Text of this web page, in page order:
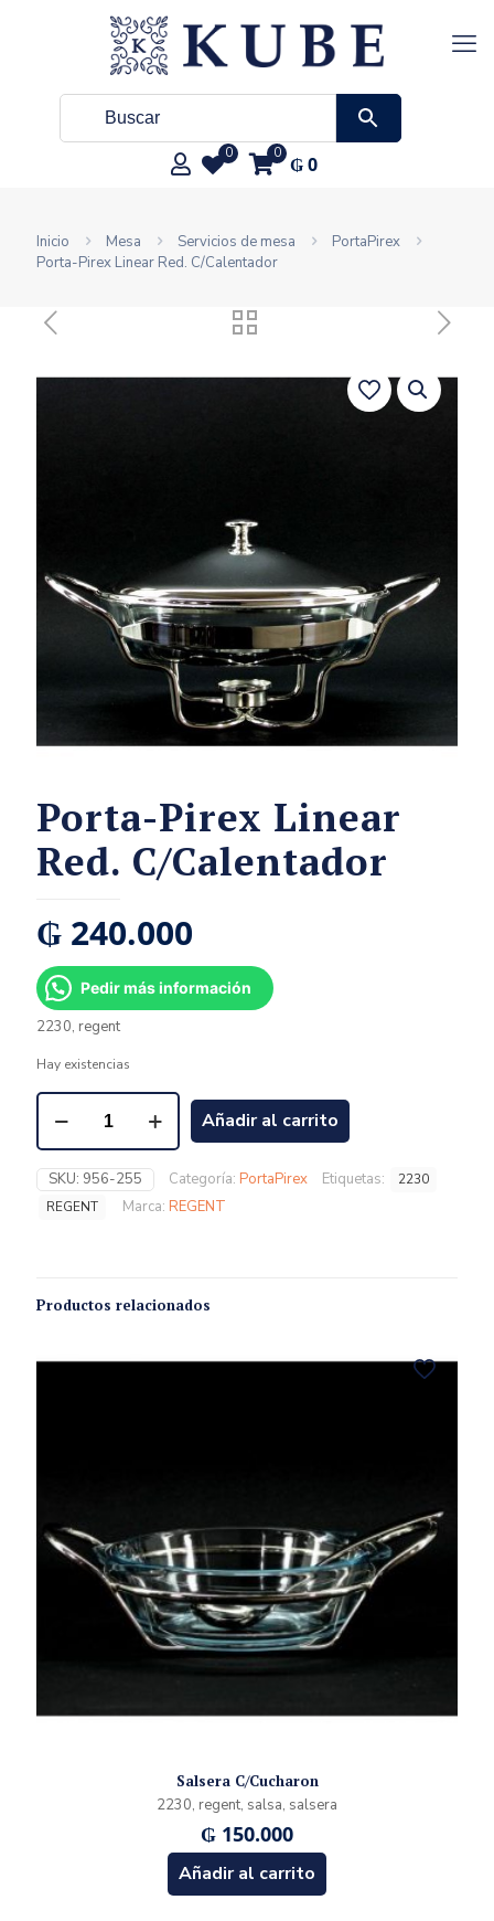
0 0 ₲0
Inicio Mesa Servicios de mesa
PortaPirex
Porta-Pirex Linear Red. C/Calentador
Porta-Pirex Linear
Red. C/Calentador
₲ 240.000
Pedir más información
2230, regent
Hay existencias
Añadir al carrito
SKU: 956-255 Categoría: PortaPirex Etiquetas:
2230
REGENT
Marca: REGENT
Productos relacionados
Salsera C/Cucharon
2230, regent, salsa, salsera
₲ 150.000
Añadir al carrito